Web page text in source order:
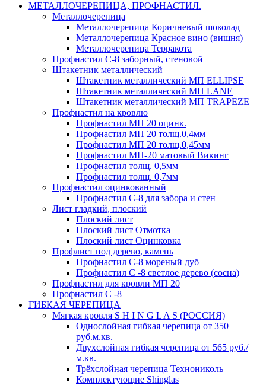
МЕТАЛЛОЧЕРЕПИЦА, ПРОФНАСТИЛ.
Металлочерепица
Металлочерепица Коричневый шоколад
Металлочерепица Красное вино (вишня)
Металлочерепица Терракота
Профнастил С-8 заборный, стеновой
Штакетник металлический
Штакетник металлический МП ELLIPSE
Штакетник металлический МП LАNE
Штакетник металлический МП TRAPEZE
Профнастил на кровлю
Профнастил МП 20 оцинк.
Профнастил МП 20 толщ.0,4мм
Профнастил МП 20 толщ.0,45мм
Профнастил МП-20 матовый Викинг
Профнастил толщ. 0,5мм
Профнастил толщ. 0,7мм
Профнастил оцинкованный
Профнастил С-8 для забора и стен
Лист гладкий, плоский
Плоский лист
Плоский лист Отмотка
Плоский лист Оцинковка
Профлист под дерево, камень
Профнастил С-8 мореный дуб
Профнастил С -8 светлое дерево (сосна)
Профнастил для кровли МП 20
Профнастил С -8
ГИБКАЯ ЧЕРЕПИЦА
Мягкая кровля S H I N G L A S (РОССИЯ)
Однослойная гибкая черепица от 350
руб.м.кв.
Двухслойная гибкая черепица от 565 руб./
м.кв.
Трёхслойная черепица Технониколь
Комплектующие Shinglas